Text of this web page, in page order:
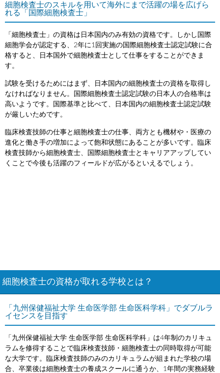
細胞検査士のスキルを用いて海外にまで活躍の場を広げら
れる「国際細胞検査士」
「細胞検査士」の資格は日本国内のみ有効の資格です。しかし国際
細胞学会が認定する、2年に1回実施の国際細胞検査士認定試験に合
格すると、日本国外で細胞検査士として仕事をすることができま
す。
試験を受けるためにはまず、日本国内の細胞検査士の資格を取得し
なければなりません。国際細胞検査士認定試験の日本人の合格率は
高いようです。国際基準と比べて、日本国内の細胞検査士認定試験
が厳しいためです。
臨床検査技師の仕事と細胞検査士の仕事、両方とも機材や・医療の
進化と働き手の増加によって飽和状態にあることが多いです。臨床
検査技師から細胞検査士、国際細胞検査士とキャリアアップしてい
くことで今後も活躍のフィールドが広がるといえるでしょう。
細胞検査士の資格が取れる学校とは？
「九州保健福祉大学 生命医学部 生命医科学科」でダブルラ
イセンスを目指す
「九州保健福祉大学 生命医学部 生命医科学科」は4年制のカリキュ
ラムを修得することで臨床検査技師・細胞検査士の同時取得が可能
な大学です。臨床検査技師のみのカリキュラムが組まれた学校の場
合、卒業後は細胞検査士の養成スクールに通うか、1年間の実務経験